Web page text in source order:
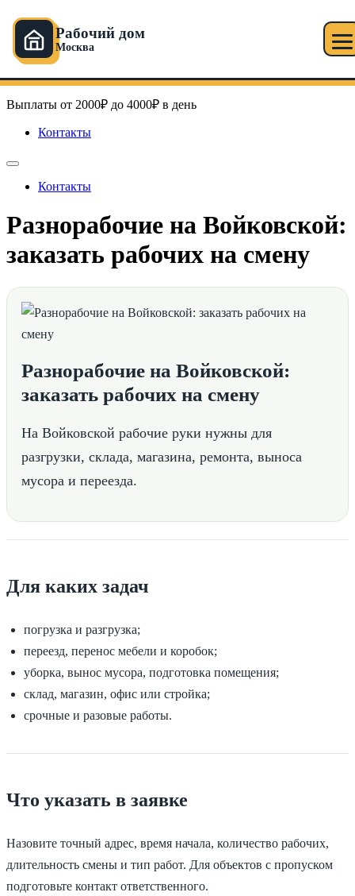
Рабочий дом
Москва
к
содержимому
Рабочий дом в Москве
Выплаты от 2000₽ до 4000₽ в день
Контакты
Контакты
Разнорабочие на Войковской:
заказать рабочих на смену
Разнорабочие на Войковской:
заказать рабочих на смену
На Войковской рабочие руки нужны для
разгрузки, склада, магазина, ремонта, выноса
мусора и переезда.
Для каких задач
погрузка и разгрузка;
переезд, перенос мебели и коробок;
уборка, вынос мусора, подготовка помещения;
склад, магазин, офис или стройка;
срочные и разовые работы.
Что указать в заявке
Назовите точный адрес, время начала, количество рабочих,
длительность смены и тип работ. Для объектов с пропуском
подготовьте контакт ответственного.